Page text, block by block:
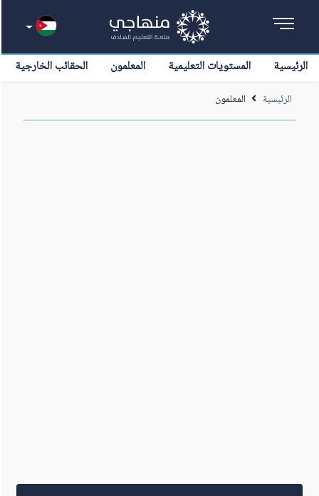
الرئيسية المستويات التعليمية المعلمون الحقائب الخارجية
الرئيسية المعلمون